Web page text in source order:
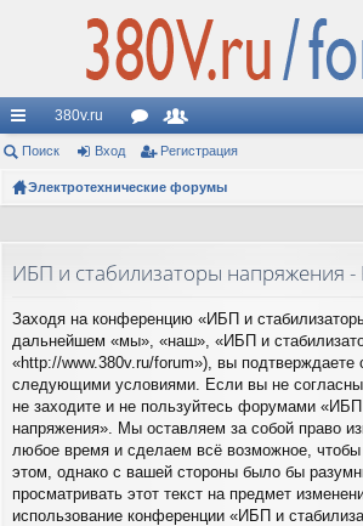
с
ы
380v.ru
ор
ум
ол
ьз
и
Поиск Вход Регистрация
Электротехнические форумы
ИБП и стабилизаторы напряжения -
Заходя на конференцию «ИБП и
дальнейшем «мы», «наш», «ИБП и
«http://www.380v.ru/forum»), вы подтверждаете
следующими условиями. Если вы не согласны
не заходите и не пользуйтесь форумами
напряжения». Мы оставляем за собой право
любое время и сделаем всё возможное,
этом, однако с вашей стороны было бы
просматривать этот текст на предмет
использование конференции «ИБП и